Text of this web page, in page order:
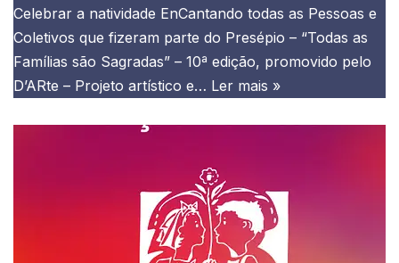
Celebrar a natividade EnCantando todas as Pessoas e
Coletivos que fizeram parte do Presépio – “Todas as
Famílias são Sagradas” – 10ª edição, promovido pelo
D’ARte – Projeto artístico e… Ler mais »